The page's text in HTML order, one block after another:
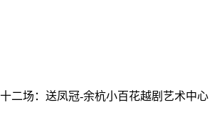
二场：送凤冠-余杭小百花越剧艺术中心